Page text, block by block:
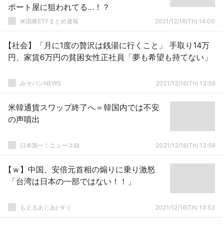
ポート屋に狙われてる…！？
米国株ETFまとめ速報 2021/12/16(Th) 14:00
【社会】「月に1度の贅沢は銭湯に行くこと」 手取り14万
円、家賃6万円の貧困女性正社員「夢も希望も持てない」
みそパンNEWS 2021/12/16(Th) 13:59
米韓通貨スワップ終了へ＝韓国内では不安
の声噴出
日本第一！ニュース録 2021/12/16(Th) 13:59
【ｗ】中国、安倍元首相の煽りに乗り激怒
「台湾は日本の一部ではない！！」
もえるあじあ(･∀･) 2021/12/16(Th) 13:53